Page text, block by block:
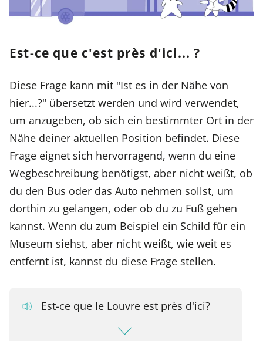
Est-ce que c'est près d'ici... ?
Diese Frage kann mit "Ist es in der Nähe von
hier...?" übersetzt werden und wird verwendet,
um anzugeben, ob sich ein bestimmter Ort in der
Nähe deiner aktuellen Position befindet. Diese
Frage eignet sich hervorragend, wenn du eine
Wegbeschreibung benötigst, aber nicht weißt, ob
du den Bus oder das Auto nehmen sollst, um
dorthin zu gelangen, oder ob du zu Fuß gehen
kannst. Wenn du zum Beispiel ein Schild für ein
Museum siehst, aber nicht weißt, wie weit es
entfernt ist, kannst du diese Frage stellen.
Est-ce que le Louvre est près d'ici?